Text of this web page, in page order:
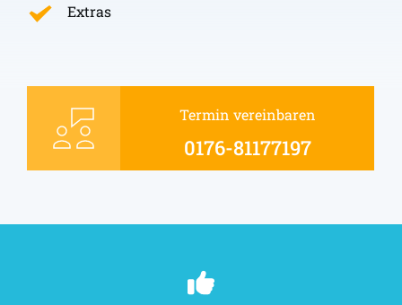
Extras
Termin vereinbaren
0176-81177197